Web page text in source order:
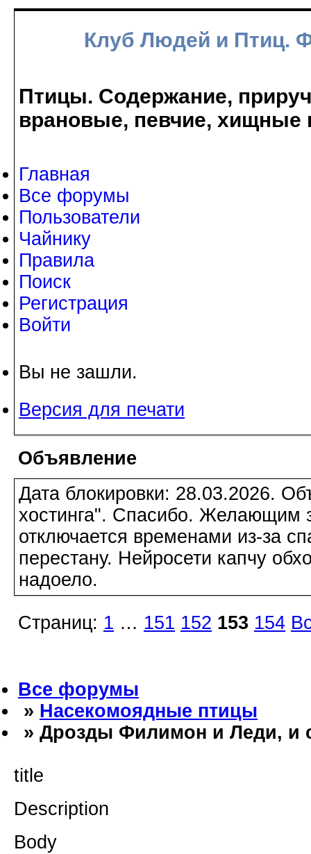
Клуб Людей и Птиц.
Птицы. Содержание,
врановые, певчие, хищные
Главная
Все форумы
Пользователи
Чайнику
Правила
Поиск
Регистрация
Войти
Вы не зашли.
Версия для печати
Объявление
Дата блокировки: 28.03.2026.
хостинга". Спасибо. Желающим
отключается временами из-за
перестану. Нейросети капчу
надоело.
Страниц: 1 … 151 152 153 154
Все форумы
» Насекомоядные птицы
» Дрозды Филимон и Леди, и
title
Description
Body